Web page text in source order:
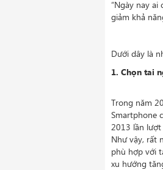
“Ngày nay ai
giảm khả
Dưới dây là
1. Chọn tai
Trong năm
Smartphone
2013 lần lượt
Như vậy, rất
phù hợp với
xu hướng